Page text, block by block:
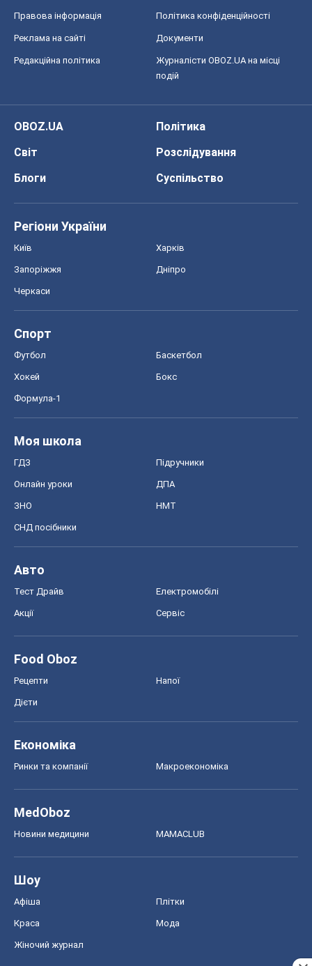
Правова інформація Політика конфіденційності
Реклама на сайті Документи
Редакційна політика
Журналісти OBOZ.UA на місці
подій
OBOZ.UA
Політика
Світ
Розслідування
Блоги
Суспільство
Регіони України
Київ Харків
Запоріжжя Дніпро
Черкаси
Спорт
Футбол Баскетбол
Хокей Бокс
Формула-1
Моя школа
ГДЗ Підручники
Онлайн уроки ДПА
ЗНО НМТ
СНД посібники
Авто
Тест Драйв Електромобілі
Акції Сервіс
Food Oboz
Рецепти Напої
Дієти
Економіка
Ринки та компанії Макроекономіка
MedOboz
Новини медицини MAMACLUB
Шоу
Афіша Плітки
Краса Мода
Жіночий журнал